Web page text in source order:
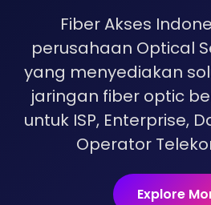
Fiber Akses
perusahaan Optical
yang menyediakan
jaringan fiber optic
untuk ISP, Enterprise,
Operator
Explore